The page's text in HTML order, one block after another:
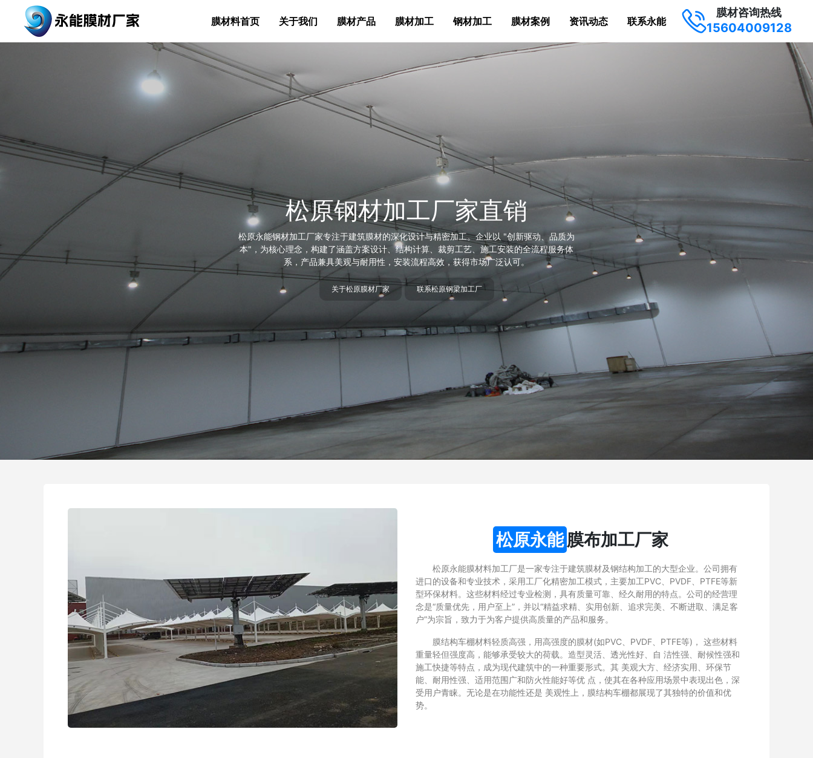
膜材料首页 关于我们 膜材产品 膜材加工 钢材加工 膜材案例 资讯动态 联系永能
膜材咨询热线
15604009128
松原钢材加工厂家直销
松原永能钢材加工厂家专注于建筑膜材的深化设计与精密加工。企业以 "创新驱动、品质为
本"，为核心理念，构建了涵盖方案设计、结构计算、裁剪工艺、施工安装的全流程服务体
系，产品兼具美观与耐用性，安装流程高效，获得市场广泛认可。
关于松原膜材厂家 联系松原钢梁加工厂
松原永能 膜布加工厂家
松原永能膜材料加工厂是一家专注于建筑膜材及钢结构加工的大型企业。公司拥有
进口的设备和专业技术，采用工厂化精密加工模式，主要加工PVC、PVDF、PTFE等新
型环保材料。这些材料经过专业检测，具有质量可靠、经久耐用的特点。公司的经营理
念是“质量优先，用户至上”，并以“精益求精、实用创新、追求完美、不断进取、满足客
户”为宗旨，致力于为客户提供高质量的产品和服务。
膜结构车棚材料轻质高强，用高强度的膜材(如PVC、PVDF、PTFE等)， 这些材料
重量轻但强度高，能够承受较大的荷载。造型灵活、透光性好、自 洁性强、耐候性强和
施工快捷等特点，成为现代建筑中的一种重要形式。其 美观大方、经济实用、环保节
能、耐用性强、适用范围广和防火性能好等优 点，使其在各种应用场景中表现出色，深
受用户青睐。无论是在功能性还是 美观性上，膜结构车棚都展现了其独特的价值和优
势。